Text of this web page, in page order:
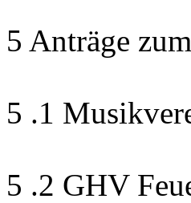
5 Anträge
5 .1
5 .2 GHV